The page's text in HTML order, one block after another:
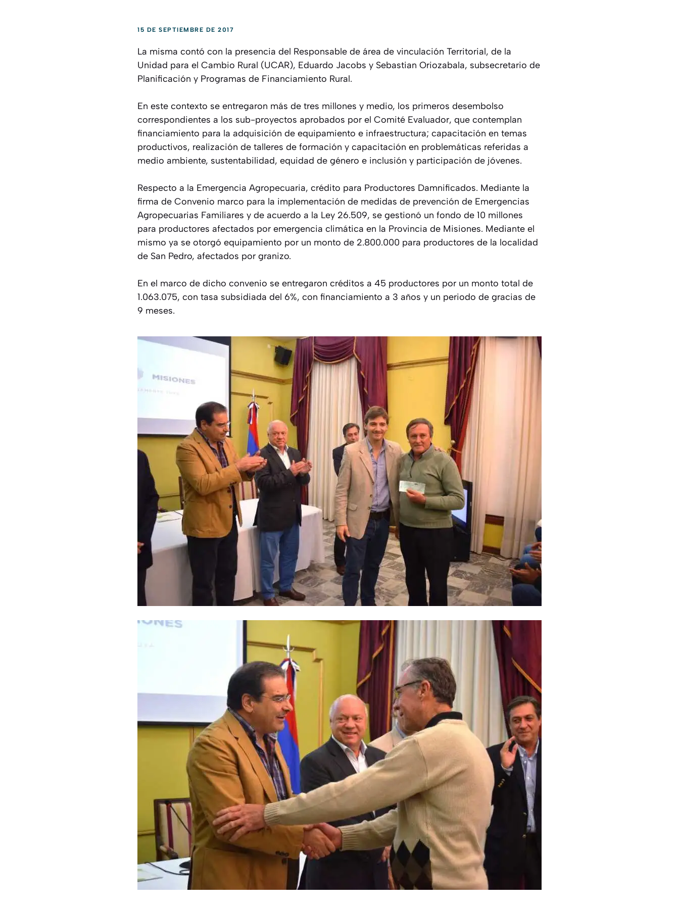
15 DE SEPTIEMBRE DE 2017
La misma contó con la presencia del Responsable de área de vinculación Territorial, de la
Unidad para el Cambio Rural (UCAR), Eduardo Jacobs y Sebastian Oriozabala, subsecretario de
Planificación y Programas de Financiamiento Rural.
En este contexto se entregaron más de tres millones y medio, los primeros desembolso
correspondientes a los sub-proyectos aprobados por el Comité Evaluador, que contemplan
financiamiento para la adquisición de equipamiento e infraestructura; capacitación en temas
productivos, realización de talleres de formación y capacitación en problemáticas referidas a
medio ambiente, sustentabilidad, equidad de género e inclusión y participación de jóvenes.
Respecto a la Emergencia Agropecuaria, crédito para Productores Damnificados. Mediante la
firma de Convenio marco para la implementación de medidas de prevención de Emergencias
Agropecuarias Familiares y de acuerdo a la Ley 26.509, se gestionó un fondo de 10 millones
para productores afectados por emergencia climática en la Provincia de Misiones. Mediante el
mismo ya se otorgó equipamiento por un monto de 2.800.000 para productores de la localidad
de San Pedro, afectados por granizo.
En el marco de dicho convenio se entregaron créditos a 45 productores por un monto total de
1.063.075, con tasa subsidiada del 6%, con financiamiento a 3 años y un periodo de gracias de
9 meses.